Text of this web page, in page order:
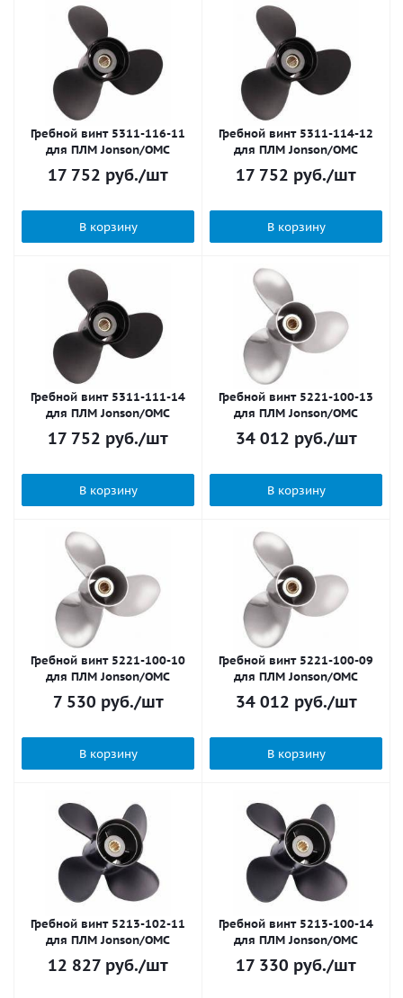
Гребной винт 5311-116-11
для ПЛМ Jonson/OMC
17 752 руб./шт
В корзину
Гребной винт 5311-114-12
для ПЛМ Jonson/OMC
17 752 руб./шт
В корзину
Гребной винт 5311-111-14
для ПЛМ Jonson/OMC
17 752 руб./шт
В корзину
Гребной винт 5221-100-13
для ПЛМ Jonson/OMC
34 012 руб./шт
В корзину
Гребной винт 5221-100-10
для ПЛМ Jonson/OMC
7 530 руб./шт
В корзину
Гребной винт 5221-100-09
для ПЛМ Jonson/OMC
34 012 руб./шт
В корзину
Гребной винт 5213-102-11
для ПЛМ Jonson/OMC
12 827 руб./шт
Гребной винт 5213-100-14
для ПЛМ Jonson/OMC
17 330 руб./шт